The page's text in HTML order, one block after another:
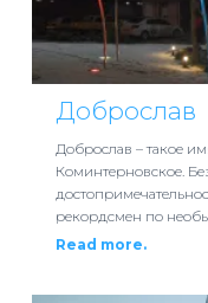
Доброслав
Доброслав – такое
Коминтерновское.
рекордсмен по
Read more.